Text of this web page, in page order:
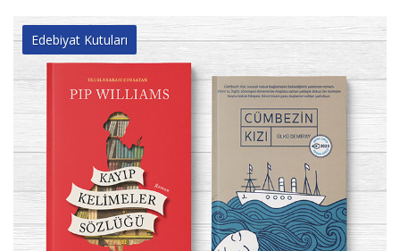
Edebiyat Kutuları